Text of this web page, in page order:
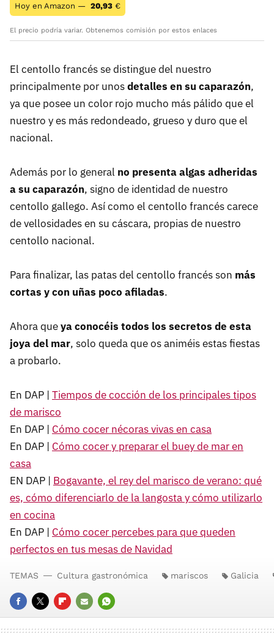
Hoy en Amazon — 20,93 €
El precio podría variar. Obtenemos comisión por estos enlaces
El centollo francés se distingue del nuestro
principalmente por unosdetalles en su caparazón,
ya que posee un color rojo mucho más pálido que el
nuestro y es más redondeado, grueso y duro que el
nacional.
Además por lo general no presenta algas adheridas
a su caparazón, signo de identidad de nuestro
centollo gallego. Así como el centollo francés carece
de vellosidades en su cáscara, propias de nuestro
centollo nacional.
Para finalizar, las patas del centollo francés son más
cortas y con uñas poco afiladas.
Ahora queya conocéis todos los secretos de esta
joya del mar, solo queda que os animéis estas fiestas
a probarlo.
En DAP | Tiempos de cocción de los principales tipos
de marisco
En DAP | Cómo cocer nécoras vivas en casa
En DAP | Cómo cocer y preparar el buey de mar en
casa
EN DAP | Bogavante, el rey del marisco de verano: qué
es, cómo diferenciarlo de la langosta y cómo utilizarlo
en cocina
En DAP | Cómo cocer percebes para que queden
perfectos en tus mesas de Navidad
FACEBOOK
TWITTERFLIPBOARD
E-
WHATSAPP
TEMAS Cultura gastronómica mariscos Galicia